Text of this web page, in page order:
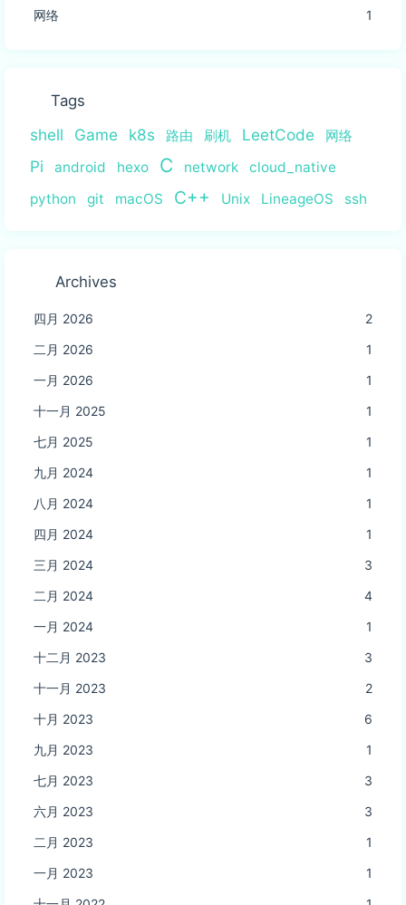
网络
1
Tags
shell Game k8s 路由 刷机 LeetCode 网络
Pi android hexo C network
cloud_native
python
git macOS C++ Unix LineageOS ssh
Archives
四月 2026
2
二月 2026
1
一月 2026
1
十一月 2025
1
七月 2025
1
九月 2024
1
八月 2024
1
四月 2024
1
三月 2024
3
二月 2024
4
一月 2024
1
十二月 2023
3
十一月 2023
2
十月 2023
6
九月 2023
1
七月 2023
3
六月 2023
3
二月 2023
1
一月 2023
1